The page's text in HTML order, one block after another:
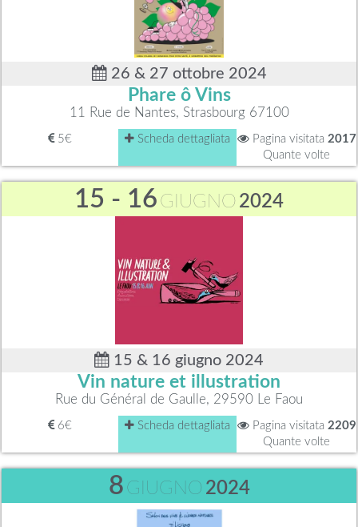
26 & 27 ottobre 2024
Phare ô Vins
11 Rue de Nantes, Strasbourg 67100
5€ Scheda dettagliata Pagina visitata 2017
Quante volte
15 - 16 GIUGNO 2024
15 & 16 giugno 2024
Vin nature et illustration
Rue du Général de Gaulle, 29590 Le Faou
6€ Scheda dettagliata Pagina visitata 2209
Quante volte
8 GIUGNO 2024